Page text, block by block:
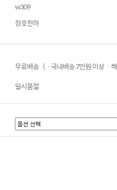
w309
장호천하
무료배송 (ㆍ국내배송 7만원 이상 ㆍ
일시품절